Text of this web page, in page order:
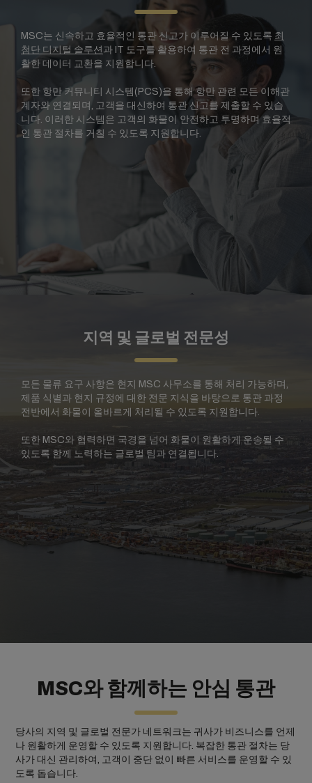
MSC는 신속하고 효율적인 통관 신고가 이루어질 수 있도록 최
첨단 디지털 솔루션 과 IT 도구를 활용하여 통관 전 과정에서 원
활한 데이터 교환을 지원합니다.
또한 항만 커뮤니티 시스템(PCS)을 통해 항만 관련 모든 이해관
계자와 연결되며, 고객을 대신하여 통관 신고를 제출할 수 있습
니다. 이러한 시스템은 고객의 화물이 안전하고 투명하며 효율적
인 통관 절차를 거칠 수 있도록 지원합니다.
지역 및 글로벌 전문성
모든 물류 요구 사항은 현지 MSC 사무소를 통해 처리 가능하며,
제품 식별과 현지 규정에 대한 전문 지식을 바탕으로 통관 과정
전반에서 화물이 올바르게 처리될 수 있도록 지원합니다.
또한 MSC와 협력하면 국경을 넘어 화물이 원활하게 운송될 수
있도록 함께 노력하는 글로벌 팀과 연결됩니다.
MSC와 함께하는 안심 통관
당사의 지역 및 글로벌 전문가 네트워크는 귀사가 비즈니스를 언제
나 원활하게 운영할 수 있도록 지원합니다. 복잡한 통관 절차는 당
사가 대신 관리하여, 고객이 중단 없이 빠른 서비스를 운영할 수 있
도록 돕습니다.